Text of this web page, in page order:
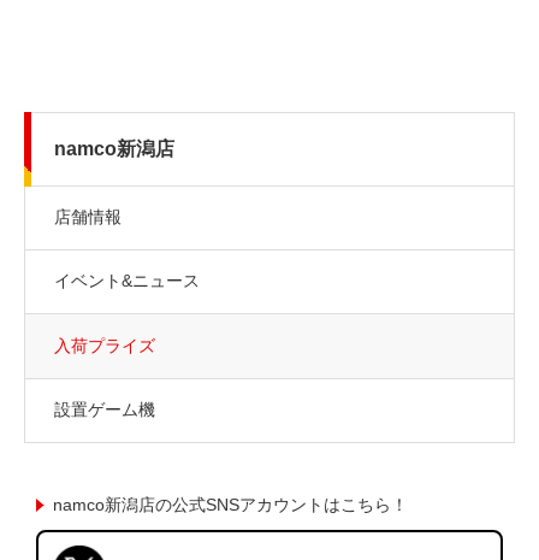
namco新潟店
店舗情報
イベント&ニュース
入荷プライズ
設置ゲーム機
namco新潟店の公式SNSアカウントはこちら！